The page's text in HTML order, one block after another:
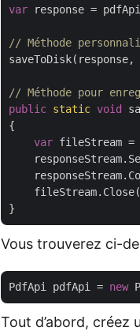
var response =
// Méthode
saveToDisk(response,
// Méthode pour
public static void
{
var fileStream
Vous trouverez ci-
PdfApi pdfApi = new
Tout d’abord, créez